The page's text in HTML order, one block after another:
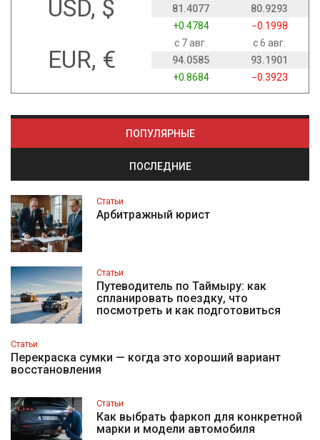
USD, $
81.4077
80.9293
+0.4784
−0.1998
EUR, €
с 7 авг.
с 6 авг.
94.0585
93.1901
+0.8684
−0.3923
ПОПУЛЯРНЫЕ
ПОСЛЕДНИЕ
Статьи
Арбитражный юрист
Статьи
Путеводитель по Таймыру: как
спланировать поездку, что
посмотреть и как подготовиться
Статьи
Перекраска сумки — когда это хороший вариант
восстановления
Статьи
Как выбрать фаркоп для конкретной
марки и модели автомобиля